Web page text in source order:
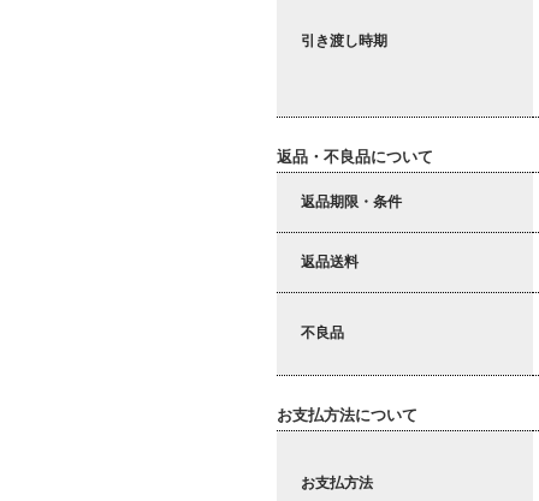
引き渡し時期
返品・不良品について
返品期限・条件
返品送料
不良品
お支払方法について
お支払方法